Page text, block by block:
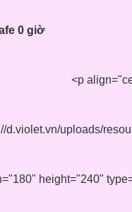
0 giờ
<p
d.violet.vn/uploads/
height="240"